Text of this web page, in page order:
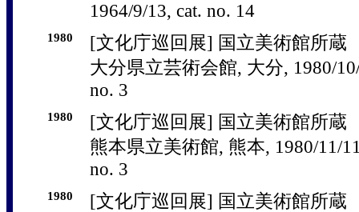
1964/9/13, cat. no. 14
1980
[文化庁巡回展] 国立美術館所
大分県立芸術会館, 大分, 1980/
no. 3
1980
[文化庁巡回展] 国立美術館所
熊本県立美術館, 熊本, 1980/11/
no. 3
1980
[文化庁巡回展] 国立美術館所